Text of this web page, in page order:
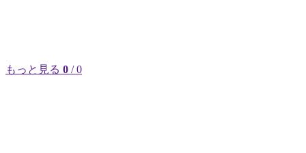
もっと見る 0 / 0